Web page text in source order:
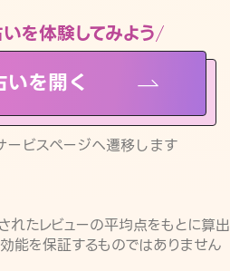
を体験してみよう
を開く
ビスページへ遷移します
たレビューの平均点をもとに算出
能を保証するものではありません